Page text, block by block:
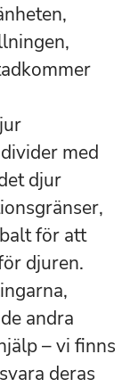
med
djur
för att
djuren.
andra
– vi finns
deras